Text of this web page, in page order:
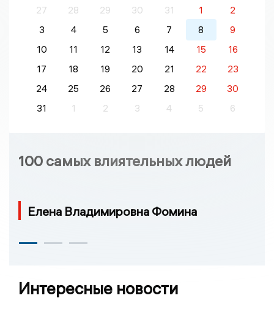
27 28 29 30 31 1
2
3
4 5 6 7 8
9
10
11 12 13 14 15
16
17
18 19 20 21 22
23
24
25 26 27 28 29
30
31
1 2 3 4 5 6
100 самых влиятельных людей
Елена Владимировна Фомина
Интересные новости